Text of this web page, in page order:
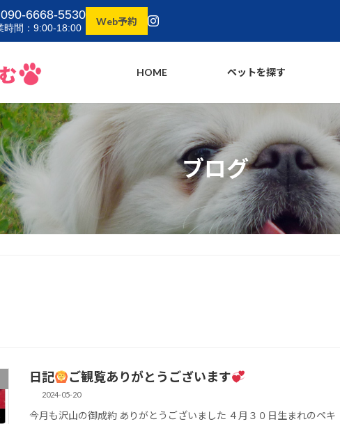
090-6668-5530
時間：9:00-18:00
Web予約
HOME ペットを探す
ブログ
日記 ご観覧ありがとうございます
2024-05-20
今月も沢山の御成約 ありがとうございました ４月３０日生まれのペキ